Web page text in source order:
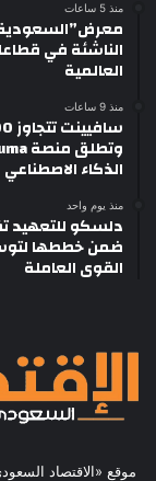
منذ 5 ساعات
الناشئة في
العالمية
منذ 9 ساعات
الذكاء الاصطناعي
منذ يوم واحد
ضمن خططها
القوى العاملة
موقع «الاقتصاد